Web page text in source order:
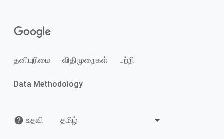
தனியுரிமை விதிமுறைகள் பற்றி
Data Methodology
உதவி